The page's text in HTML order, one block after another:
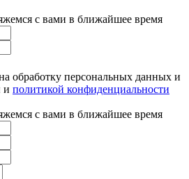
с вами в ближайшее время
обработку персональных данных и
и политикой конфиденциальности
с вами в ближайшее время